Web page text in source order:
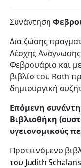
Συνάντηση
Δια ζώσης
Λέσχης
Φεβρουάριο και
βιβλίο του Roth
δημιουργική
Επόμενη
Βιβλιοθήκη
υγειονομικούς
Προτεινόμενο
του Judith